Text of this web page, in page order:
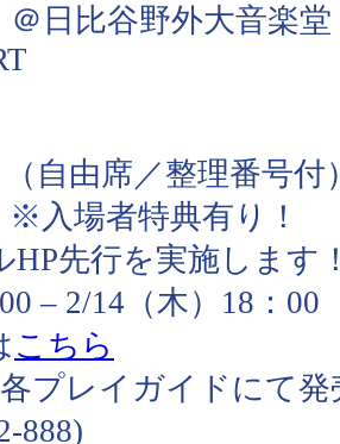
＠日比谷野外大音楽堂
（自由席／整理番号
場者特典有り！
HP先行を実施します
– 2/14（木）18：
こちら
プレイガイドにて発
888)